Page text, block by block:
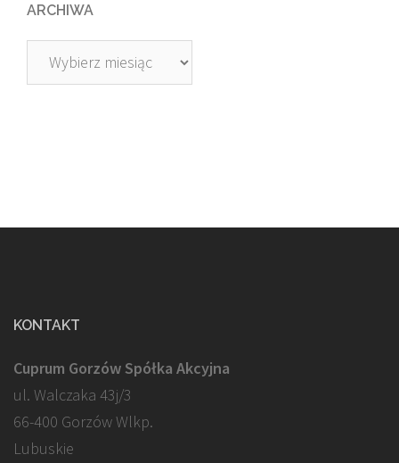
ARCHIWA
Archiwa
KONTAKT
Cuprum Gorzów Spółka Akcyjna
ul. Walczaka 43j/3
66-400 Gorzów Wlkp.
Lubuskie